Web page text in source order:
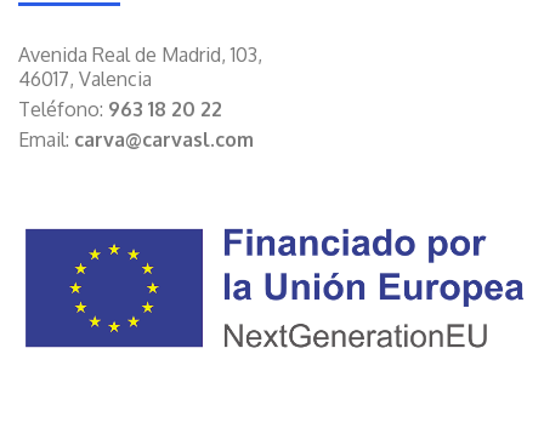
Avenida Real de Madrid, 103,
46017, Valencia
Teléfono: 963 18 20 22
Email: carva@carvasl.com